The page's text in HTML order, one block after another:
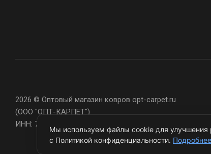
2026 © Оптовый магазин ковров opt-carpet.ru
(ООО "ОПТ-КАРПЕТ")
ИНН: 7743907105
Мы используем файлы cookie для улучшения
с Политикой конфиденциальности. Подробнее